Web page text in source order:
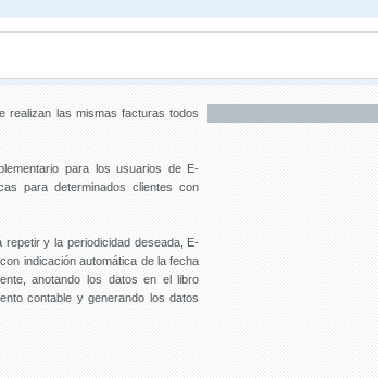
realizan las mismas facturas todos
para los usuarios de E-
para determinados clientes con
y la periodicidad deseada, E-
indicación automática de la fecha
anotando los datos en el libro
contable y generando los datos